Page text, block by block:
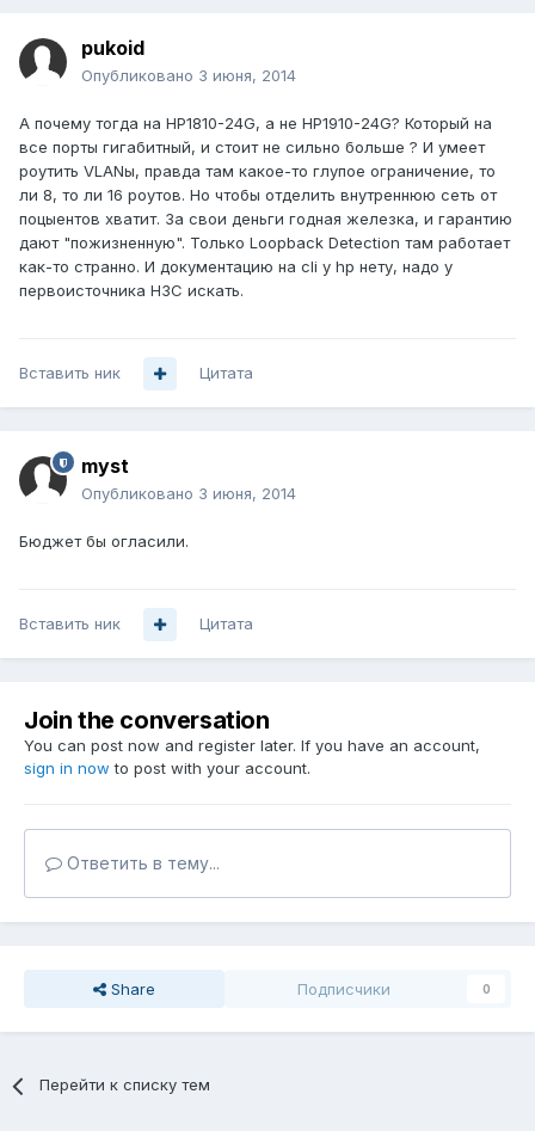
pukoid
Опубликовано 3 июня, 2014
А почему тогда на HP1810-24G, а не HP1910-24G? Который на
все порты гигабитный, и стоит не сильно больше ? И умеет
роутить VLANы, правда там какое-то глупое ограничение, то
ли 8, то ли 16 роутов. Но чтобы отделить внутреннюю сеть от
поцыентов хватит. За свои деньги годная железка, и гарантию
дают "пожизненную". Только Loopback Detection там работает
как-то странно. И документацию на cli у hp нету, надо у
первоисточника H3C искать.
Вставить ник Цитата
myst
Опубликовано 3 июня, 2014
Бюджет бы огласили.
Вставить ник Цитата
Join the conversation
You can post now and register later. If you have an account,
sign in now to post with your account.
Ответить в тему...
Share Подписчики 0
Перейти к списку тем